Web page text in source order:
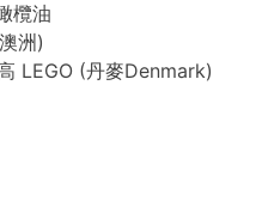
欖油
洲)
LEGO (丹麥Denmark)